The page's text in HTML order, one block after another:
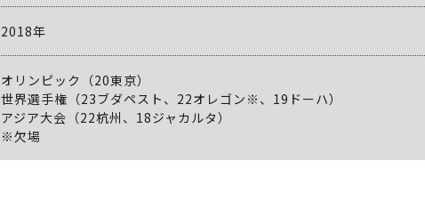
2018年
オリンピック（20東京）
世界選手権（23ブダペスト、22オレゴン※、19ドーハ）
アジア大会（22杭州、18ジャカルタ）
※欠場